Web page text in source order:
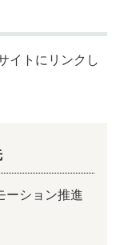
イトにリンクし
ーション推進